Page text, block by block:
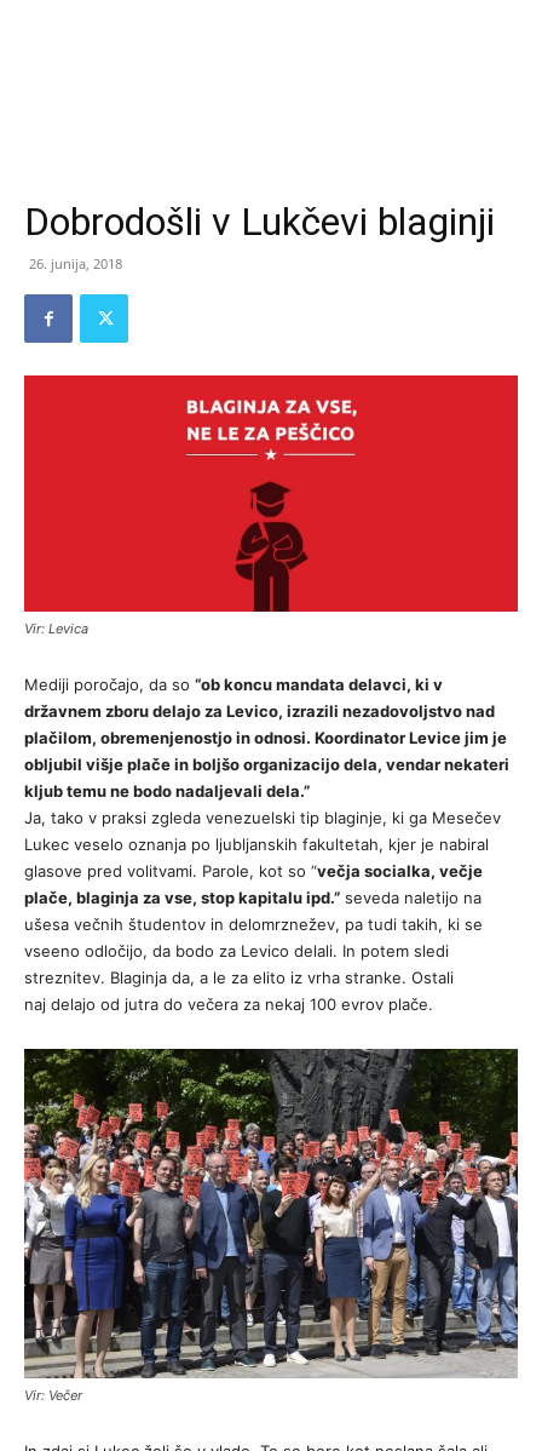
Dobrodošli v Lukčevi blaginji
26. junija, 2018
Vir: Levica
Mediji poročajo, da so “ob koncu mandata delavci, ki v
državnem zboru delajo za Levico, izrazili nezadovoljstvo nad
plačilom, obremenjenostjo in odnosi. Koordinator Levice jim je
obljubil višje plače in boljšo organizacijo dela, vendar nekateri
kljub temu ne bodo nadaljevali dela.”
Ja, tako v praksi zgleda venezuelski tip blaginje, ki ga Mesečev
Lukec veselo oznanja po ljubljanskih fakultetah, kjer je nabiral
glasove pred volitvami. Parole, kot so “večja socialka, večje
plače, blaginja za vse, stop kapitalu ipd.” seveda naletijo na
ušesa večnih študentov in delomrznežev, pa tudi takih, ki se
vseeno odločijo, da bodo za Levico delali. In potem sledi
streznitev. Blaginja da, a le za elito iz vrha stranke. Ostali
naj delajo od jutra do večera za nekaj 100 evrov plače.
Vir: Večer